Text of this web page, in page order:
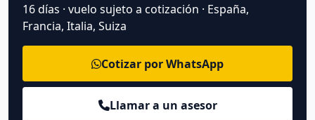
16 días · vuelo sujeto a cotización · España,
Francia, Italia, Suiza
Cotizar por WhatsApp
Llamar a un asesor